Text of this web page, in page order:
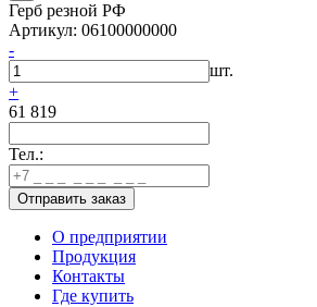
Герб резной РФ
Артикул: 06100000000
-
шт.
+
61 819
Тел.:
О предприятии
Продукция
Контакты
Где купить